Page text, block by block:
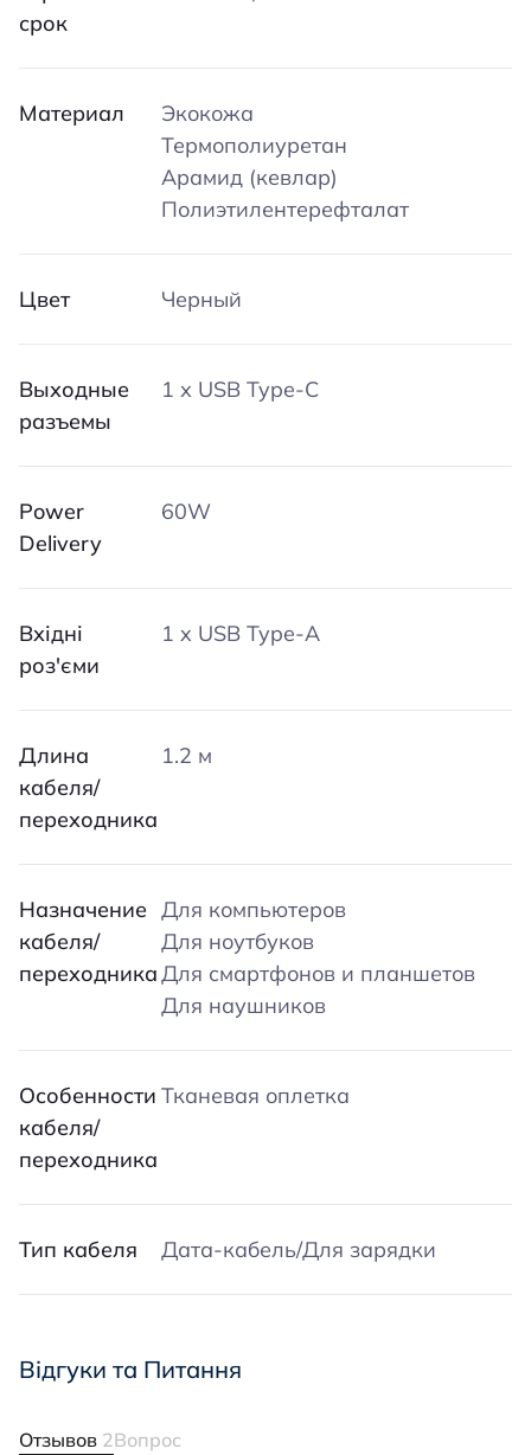
срок
Материал
Экокожа
Термополиуретан
Арамид (кевлар)
Полиэтилентерефталат
Цвет Черный
Выходные
разъемы
1 х USB Type-C
Power
Delivery
60W
Вхідні
роз'єми
1 x USB Type-A
Длина
кабеля/
переходника
1.2 м
Назначение
кабеля/
переходника
Для компьютеров
Для ноутбуков
Для смартфонов и планшетов
Для наушников
Особенности
кабеля/
переходника
Тканевая оплетка
Тип кабеля Дата-кабель/Для зарядки
Відгуки та Питання
Отзывов 2Вопрос